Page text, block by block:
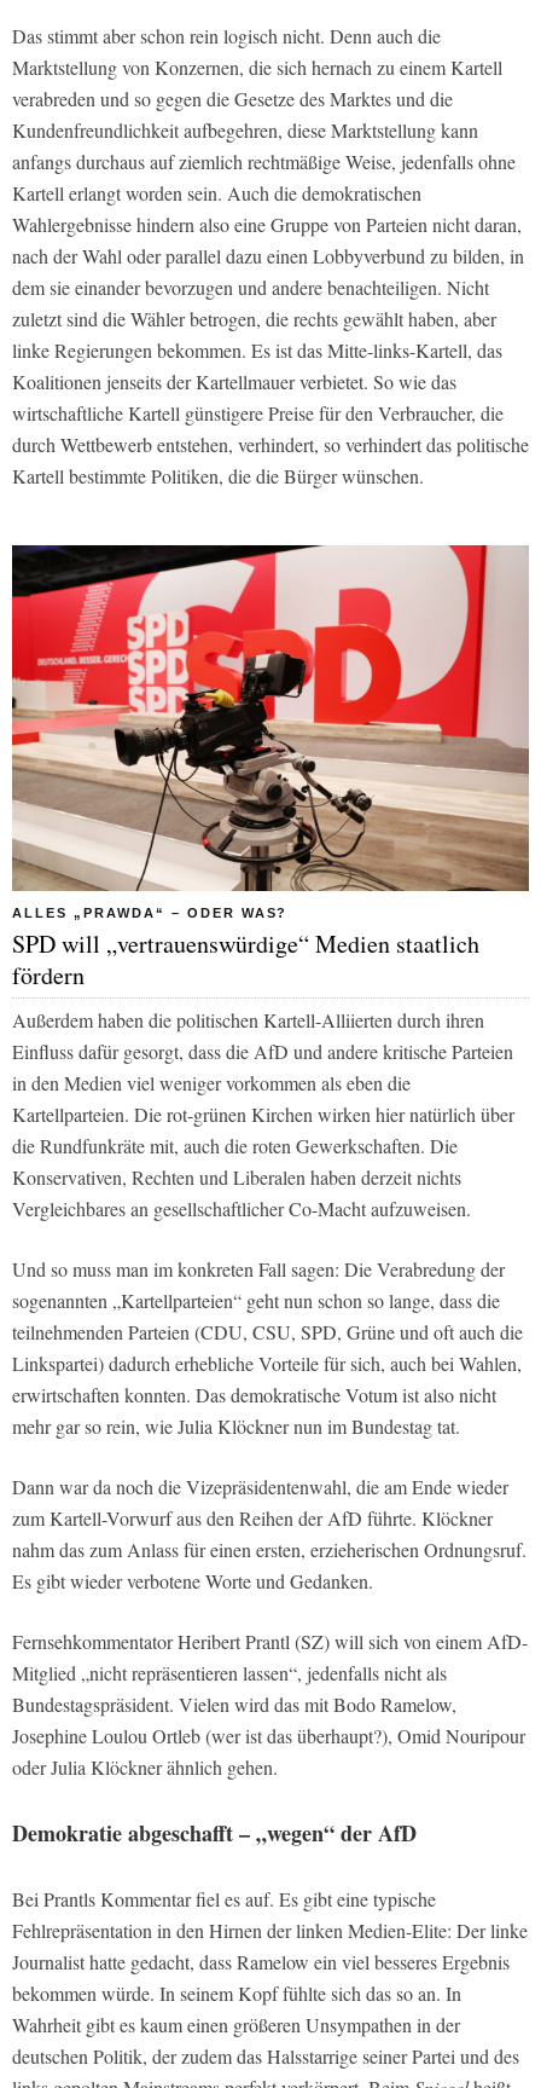
Das stimmt aber schon rein logisch nicht. Denn auch die
Marktstellung von Konzernen, die sich hernach zu einem Kartell
verabreden und so gegen die Gesetze des Marktes und die
Kundenfreundlichkeit aufbegehren, diese Marktstellung kann
anfangs durchaus auf ziemlich rechtmäßige Weise, jedenfalls ohne
Kartell erlangt worden sein. Auch die demokratischen
Wahlergebnisse hindern also eine Gruppe von Parteien nicht daran,
nach der Wahl oder parallel dazu einen Lobbyverbund zu bilden, in
dem sie einander bevorzugen und andere benachteiligen. Nicht
zuletzt sind die Wähler betrogen, die rechts gewählt haben, aber
linke Regierungen bekommen. Es ist das Mitte-links-Kartell, das
Koalitionen jenseits der Kartellmauer verbietet. So wie das
wirtschaftliche Kartell günstigere Preise für den Verbraucher, die
durch Wettbewerb entstehen, verhindert, so verhindert das politische
Kartell bestimmte Politiken, die die Bürger wünschen.
ALLES „PRAWDA“ – ODER WAS?
SPD will „vertrauenswürdige“ Medien staatlich
fördern
Außerdem haben die politischen Kartell-Alliierten durch ihren
Einfluss dafür gesorgt, dass die AfD und andere kritische Parteien
in den Medien viel weniger vorkommen als eben die
Kartellparteien. Die rot-grünen Kirchen wirken hier natürlich über
die Rundfunkräte mit, auch die roten Gewerkschaften. Die
Konservativen, Rechten und Liberalen haben derzeit nichts
Vergleichbares an gesellschaftlicher Co-Macht aufzuweisen.
Und so muss man im konkreten Fall sagen: Die Verabredung der
sogenannten „Kartellparteien“ geht nun schon so lange, dass die
teilnehmenden Parteien (CDU, CSU, SPD, Grüne und oft auch die
Linkspartei) dadurch erhebliche Vorteile für sich, auch bei Wahlen,
erwirtschaften konnten. Das demokratische Votum ist also nicht
mehr gar so rein, wie Julia Klöckner nun im Bundestag tat.
Dann war da noch die Vizepräsidentenwahl, die am Ende wieder
zum Kartell-Vorwurf aus den Reihen der AfD führte. Klöckner
nahm das zum Anlass für einen ersten, erzieherischen Ordnungsruf.
Es gibt wieder verbotene Worte und Gedanken.
Fernsehkommentator Heribert Prantl (SZ) will sich von einem AfD-
Mitglied „nicht repräsentieren lassen“, jedenfalls nicht als
Bundestagspräsident. Vielen wird das mit Bodo Ramelow,
Josephine Loulou Ortleb (wer ist das überhaupt?), Omid Nouripour
oder Julia Klöckner ähnlich gehen.
Demokratie abgeschafft – „wegen“ der AfD
Bei Prantls Kommentar fiel es auf. Es gibt eine typische
Fehlrepräsentation in den Hirnen der linken Medien-Elite: Der linke
Journalist hatte gedacht, dass Ramelow ein viel besseres Ergebnis
bekommen würde. In seinem Kopf fühlte sich das so an. In
Wahrheit gibt es kaum einen größeren Unsympathen in der
deutschen Politik, der zudem das Halsstarrige seiner Partei und des